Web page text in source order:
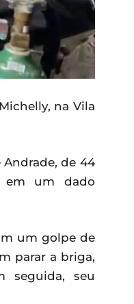
na Vila
de 44
em um dado
um golpe de
parar a briga,
seguida, seu